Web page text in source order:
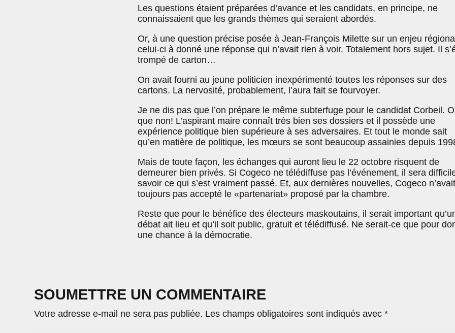
Les questions étaient préparées d’avance et les candidats, en principe, ne
connaissaient que les grands thèmes qui seraient abordés.
Or, à une question précise posée à Jean-François Milette sur un enjeu
celui-ci à donné une réponse qui n’avait rien à voir. Totalement hors sujet. Il
trompé de carton…
On avait fourni au jeune politicien inexpérimenté toutes les réponses sur des
cartons. La nervosité, probablement, l’aura fait se fourvoyer.
Je ne dis pas que l’on prépare le même subterfuge pour le candidat Corbeil.
que non! L’aspirant maire connaît très bien ses dossiers et il possède une
expérience politique bien supérieure à ses adversaires. Et tout le monde sait
qu’en matière de politique, les mœurs se sont beaucoup assainies depuis
Mais de toute façon, les échanges qui auront lieu le 22 octobre risquent de
demeurer bien privés. Si Cogeco ne télédiffuse pas l’événement, il sera
savoir ce qui s’est vraiment passé. Et, aux dernières nouvelles, Cogeco n’avait
toujours pas accepté le «partenariat» proposé par la chambre.
Reste que pour le bénéfice des électeurs maskoutains, il serait important
débat ait lieu et qu’il soit public, gratuit et télédiffusé. Ne serait-ce que pour
une chance à la démocratie.
SOUMETTRE UN COMMENTAIRE
Votre adresse e-mail ne sera pas publiée. Les champs obligatoires sont indiqués avec*